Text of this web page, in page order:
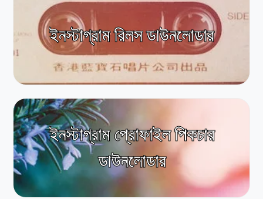
ইনস্টাগ্রাম রিলস ডাউনলোডার
ইনস্টাগ্রাম প্রোফাইল পিকচার
ডাউনলোডার